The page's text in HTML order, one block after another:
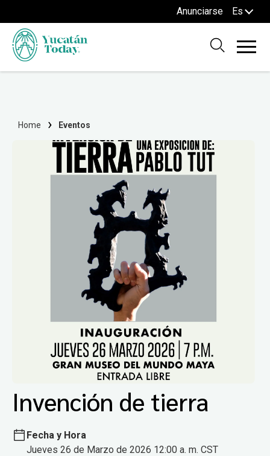
Anunciarse Es
Home Eventos
Invención de tierra
Fecha y Hora
Jueves 26 de Marzo de 2026 12:00 a. m. CST